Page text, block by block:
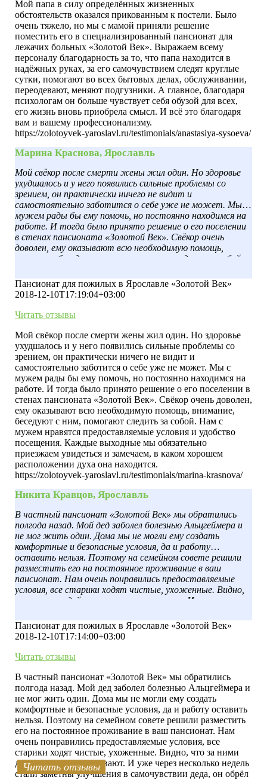
Читать отзывы
Читать отзывы
Читать отзывы
Читать отзывы
Читать отзывы
Мой папа в силу определённых жизненных
обстоятельств оказался прикованным к постели. Было
очень тяжело, но мы с мамой приняли решение
поместить его в специализированный пансионат для
лежачих больных «Золотой Век». Выражаем всему
персоналу благодарность за то, что папа находится в
надёжных руках, за его самочувствием следят круглые
сутки, помогают во всех бытовых делах, обслуживании,
переодевают, меняют подгузники. А главное, благодаря
психологам он больше чувствует себя обузой для всех,
его жизнь вновь приобрела смысл. И всё это благодаря
вам и вашему профессионализму.
https://zolotoyvek-yaroslavl.ru/testimonials/anastasiya-sysoeva/
Марина Краснова, Ярославль
Мой свёкор после смерти жены жил один. Но здоровье
ухудшалось и у него появились сильные проблемы со
зрением, он практически ничего не видит и
самостоятельно заботится о себе уже не может. Мы с
мужем рады бы ему помочь, но постоянно находимся на
работе. И тогда было принято решение о его поселении
в стенах пансионата «Золотой Век». Свёкор очень
доволен, ему оказывают всю необходимую помощь,
внимание, беседуют с ним, помогают следить за собой.
удобство посещения. Каждые выходные мы обязательно
приезжаем увидеться и замечаем, в каком хорошем
Читать отзывы
Пансионат для пожилых в Ярославле «Золотой Век»
2018-12-10T17:19:04+03:00
Читать отзывы
Мой свёкор после смерти жены жил один. Но здоровье
ухудшалось и у него появились сильные проблемы со
зрением, он практически ничего не видит и
самостоятельно заботится о себе уже не может. Мы с
мужем рады бы ему помочь, но постоянно находимся на
работе. И тогда было принято решение о его поселении в
стенах пансионата «Золотой Век». Свёкор очень доволен,
ему оказывают всю необходимую помощь, внимание,
беседуют с ним, помогают следить за собой. Нам с
мужем нравятся предоставляемые условия и удобство
посещения. Каждые выходные мы обязательно
приезжаем увидеться и замечаем, в каком хорошем
расположении духа она находится.
https://zolotoyvek-yaroslavl.ru/testimonials/marina-krasnova/
Никита Кравцов, Ярославль
В частный пансионат «Золотой Век» мы обратились
полгода назад. Мой дед заболел болезнью Альцгеймера и
не мог жить один. Дома мы не могли ему создать
комфортные и безопасные условия, да и работу
оставить нельзя. Поэтому на семейном совете решили
разместить его на постоянное проживание в ваш
пансионат. Нам очень понравились предоставляемые
условия, все старики ходят чистые, ухоженные. Видно,
что за ними действительно ухаживают. И уже через
самочувствии деда, он обрёл новых друзей и любимое
увлечение. Спасибо вам за добросовестный труд.
Читать отзывы
Пансионат для пожилых в Ярославле «Золотой Век»
2018-12-10T17:14:00+03:00
Читать отзывы
В частный пансионат «Золотой Век» мы обратились
полгода назад. Мой дед заболел болезнью Альцгеймера и
не мог жить один. Дома мы не могли ему создать
комфортные и безопасные условия, да и работу оставить
нельзя. Поэтому на семейном совете решили разместить
его на постоянное проживание в ваш пансионат. Нам
очень понравились предоставляемые условия, все
старики ходят чистые, ухоженные. Видно, что за ними
действительно ухаживают. И уже через несколько недель
стали заметны улучшения в самочувствии деда, он обрёл
Читать отзывы
Читать отзывы
Читать отзывы